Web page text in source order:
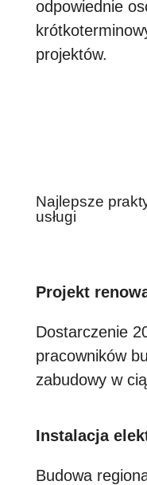
odpowiednie
projektów.
Najlepsze
usługi
Projekt
Dostarczenie
pracowników
zabudowy w
Instalacja
Budowa